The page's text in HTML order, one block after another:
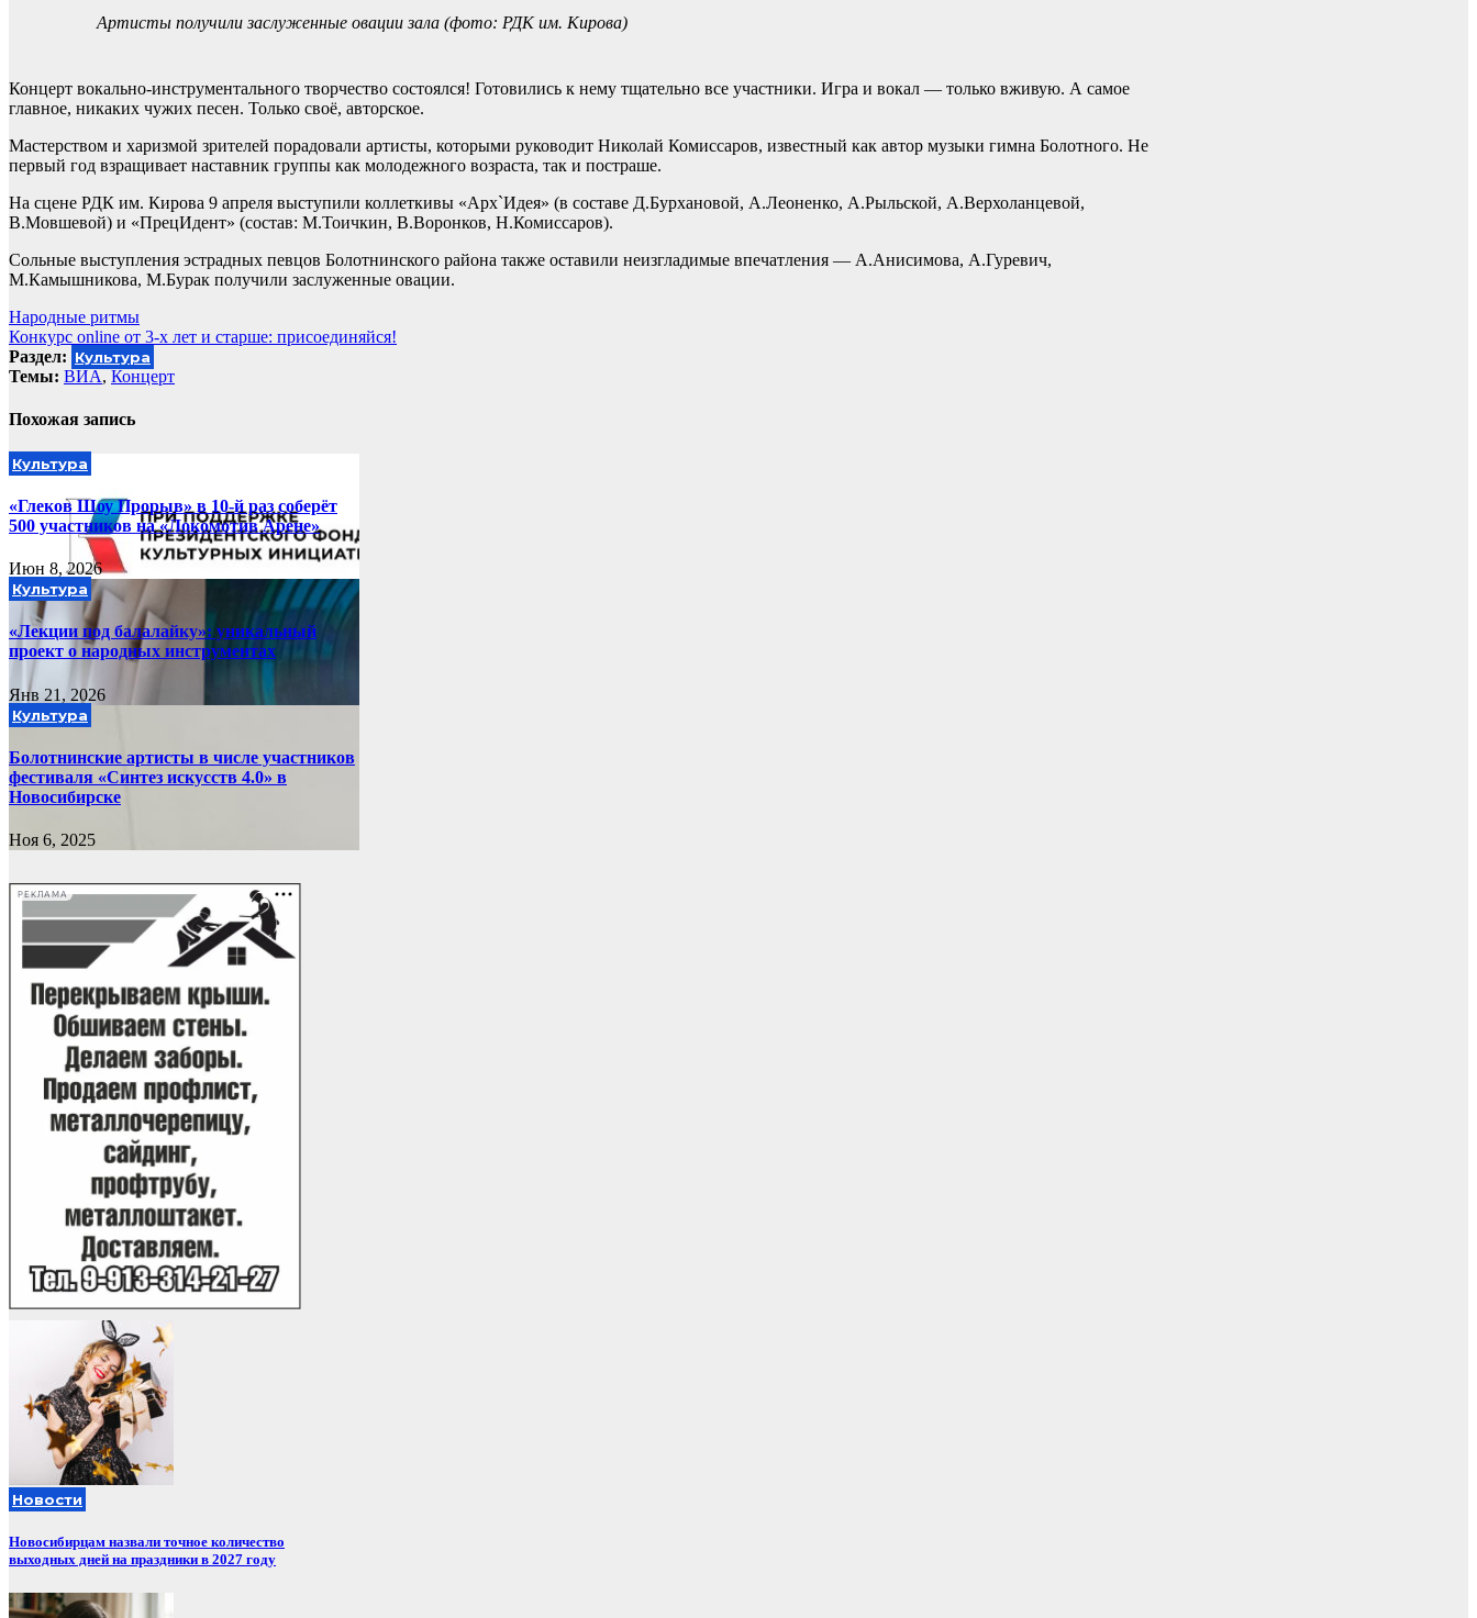
Артисты получили заслуженные овации зала (фото: РДК им. Кирова)
Концерт вокально-инструментального творчество состоялся! Готовились к нему тщательно все участники. Игра и вокал — только вживую. А самое
главное, никаких чужих песен. Только своё, авторское.
Мастерством и харизмой зрителей порадовали артисты, которыми руководит Николай Комиссаров, известный как автор музыки гимна Болотного. Не
первый год взращивает наставник группы как молодежного возраста, так и постраше.
На сцене РДК им. Кирова 9 апреля выступили коллеткивы «Арх`Идея» (в составе Д.Бурхановой, А.Леоненко, А.Рыльской, А.Верхоланцевой,
В.Мовшевой) и «ПрецИдент» (состав: М.Тоичкин, В.Воронков, Н.Комиссаров).
Сольные выступления эстрадных певцов Болотнинского района также оставили неизгладимые впечатления — А.Анисимова, А.Гуревич,
М.Камышникова, М.Бурак получили заслуженные овации.
Навигация
по
записям
Народные ритмы
Конкурс online от 3-х лет и старше: присоединяйся!
Раздел: Культура
Темы: ВИА, Концерт
Похожая запись
Культура
«Глеков Шоу Прорыв» в 10-й раз соберёт
500 участников на «Локомотив Арене»
Июн 8, 2026
Культура
«Лекции под балалайку»: уникальный
проект о народных инструментах
Янв 21, 2026
Культура
Болотнинские артисты в числе участников
фестиваля «Синтез искусств 4.0» в
Новосибирске
Ноя 6, 2025
РЕКЛАМА
Новости
Новосибирцам назвали точное количество
выходных дней на праздники в 2027 году